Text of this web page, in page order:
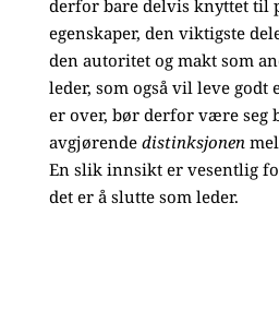
derfor bare delvis knyttet til
egenskaper, den viktigste
den autoritet og makt som
leder, som også vil leve godt
er over, bør derfor være seg
avgjørende distinksjonen
En slik innsikt er vesentlig
det er å slutte som leder.